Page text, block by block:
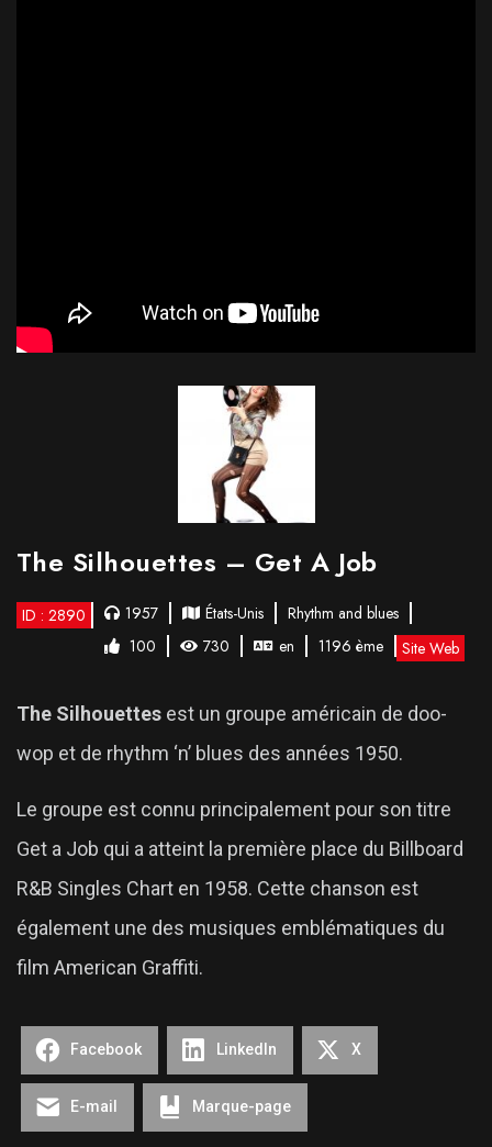
The Silhouettes – Get A Job
ID : 2890 1957 États-Unis
Rhythm and blues
100
730 en 1196 ème Site Web
The Silhouettes est un groupe américain de doo-
wop et de rhythm ‘n’ blues des années 1950.
Le groupe est connu principalement pour son titre
Get a Job qui a atteint la première place du Billboard
R&B Singles Chart en 1958. Cette chanson est
également une des musiques emblématiques du
film American Graffiti.
Facebook LinkedIn X
E-mail Marque-page